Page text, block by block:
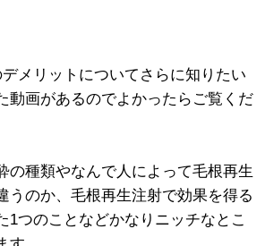
メリットについてさらに知りたい
動画があるのでよかったらご覧くだ
の種類やなんで人によって毛根再生
うのか、毛根再生注射で効果を得る
1つのことなどかなりニッチなとこ